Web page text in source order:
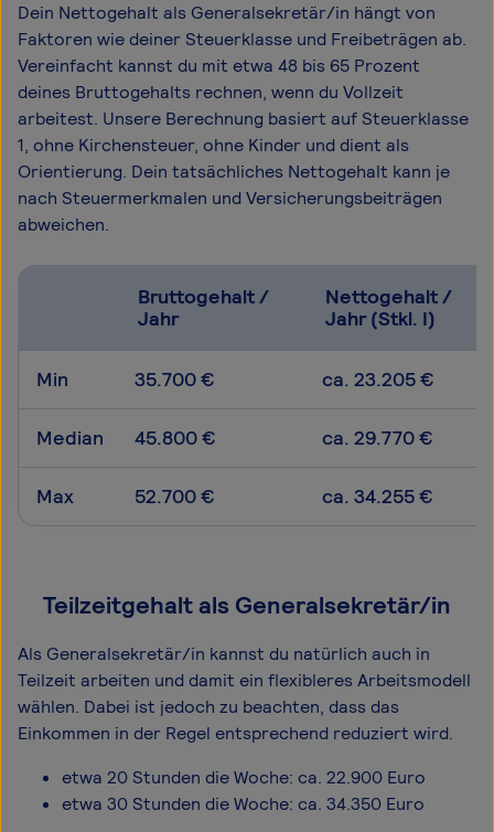
Dein Nettogehalt als Generalsekretär/in hängt von
Faktoren wie deiner Steuerklasse und Freibeträgen ab.
Vereinfacht kannst du mit etwa 48 bis 65 Prozent
deines Bruttogehalts rechnen, wenn du Vollzeit
arbeitest. Unsere Berechnung basiert auf Steuerklasse
1, ohne Kirchensteuer, ohne Kinder und dient als
Orientierung. Dein tatsächliches Nettogehalt kann je
nach Steuermerkmalen und Versicherungsbeiträgen
abweichen.
Bruttogehalt /
Jahr
Nettogehalt /
Jahr (Stkl. I)
Min 35.700 € ca. 23.205 €
Median 45.800 € ca. 29.770 €
Max 52.700 € ca. 34.255 €
Teilzeitgehalt als Generalsekretär/in
Als Generalsekretär/in kannst du natürlich auch in
Teilzeit arbeiten und damit ein flexibleres Arbeitsmodell
wählen. Dabei ist jedoch zu beachten, dass das
Einkommen in der Regel entsprechend reduziert wird.
etwa 20 Stunden die Woche: ca. 22.900 Euro
etwa 30 Stunden die Woche: ca. 34.350 Euro